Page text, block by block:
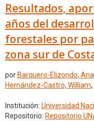
Resultados,
años del
forestales por
zona sur de
por Barquero-Elizondo, Ana
Hernández-Castro, William,
Institución: Universidad
Repositorio: Repositorio